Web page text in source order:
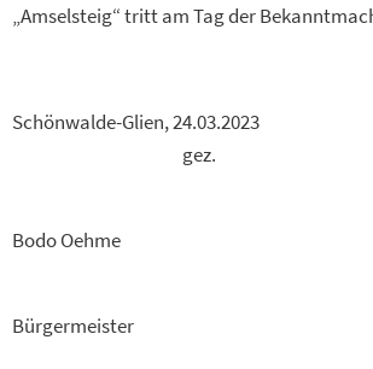
„Amselsteig“ tritt am Tag der
Schönwalde-Glien,
gez.
Bodo Oehme
Bürgermeister